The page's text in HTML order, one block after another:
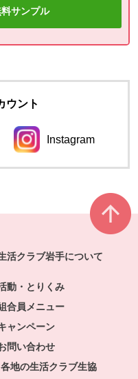
サンプル
ウント
Instagram
活クラブ岩手について
動・とりくみ
合員メニュー
ャンペーン
問い合わせ
各地の生活クラブ生協